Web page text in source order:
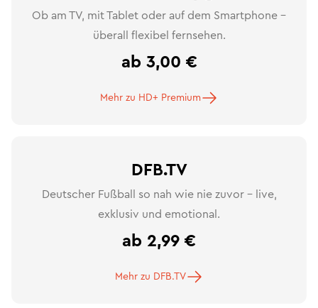
Ob am TV, mit Tablet oder auf dem Smartphone –
überall flexibel fernsehen.
ab 3,00 €
Mehr zu HD+ Premium
DFB.TV
Deutscher Fußball so nah wie nie zuvor – live,
exklusiv und emotional.
ab 2,99 €
Mehr zu DFB.TV